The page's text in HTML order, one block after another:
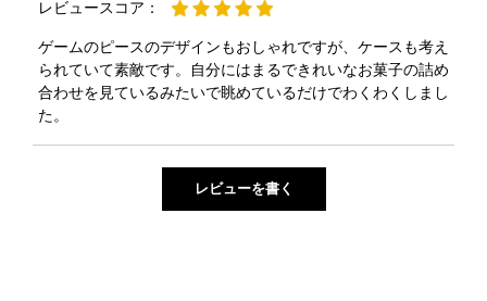
レビュースコア：
ゲームのピースのデザインもおしゃれですが、ケースも考え
られていて素敵です。自分にはまるできれいなお菓子の詰め
合わせを見ているみたいで眺めているだけでわくわくしまし
た。